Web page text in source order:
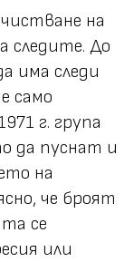
на
следите. До
има следи
само
г. група
да пуснат и
на
че броят
се
или